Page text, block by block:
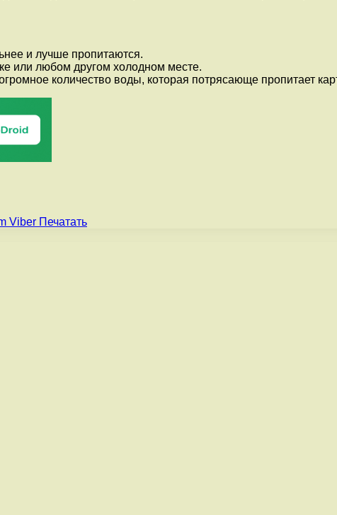
и лучше пропитаются.
или любом другом холодном месте.
количество воды, которая потрясающе пропитает
Viber Печатать